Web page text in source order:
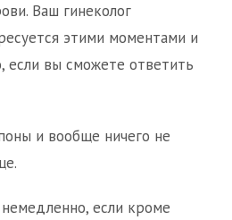
Ваш гинеколог
этими моментами и
если вы сможете ответить
и вообще ничего не
если кроме